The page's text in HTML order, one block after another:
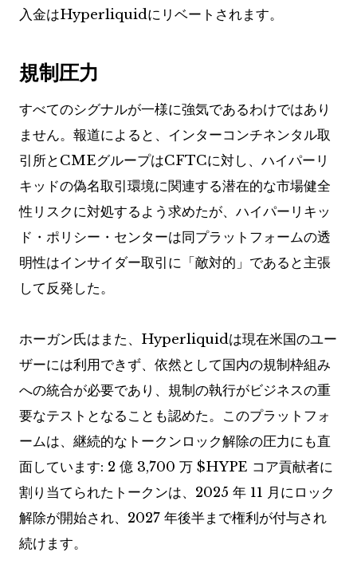
入金はHyperliquidにリベートされます。
規制圧力
すべてのシグナルが一様に強気であるわけではあり
ません。報道によると、インターコンチネンタル取
引所とCMEグループはCFTCに対し、ハイパーリ
キッドの偽名取引環境に関連する潜在的な市場健全
性リスクに対処するよう求めたが、ハイパーリキッ
ド・ポリシー・センターは同プラットフォームの透
明性はインサイダー取引に「敵対的」であると主張
して反発した。
ホーガン氏はまた、Hyperliquidは現在米国のユー
ザーには利用できず、依然として国内の規制枠組み
への統合が必要であり、規制の執行がビジネスの重
要なテストとなることも認めた。このプラットフォ
ームは、継続的なトークンロック解除の圧力にも直
面しています: 2 億 3,700 万 $HYPE コア貢献者に
割り当てられたトークンは、2025 年 11 月にロック
解除が開始され、2027 年後半まで権利が付与され
続けます。